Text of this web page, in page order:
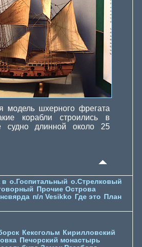
модель шхерного фрегата
корабли строились в
судно длинной около 25
в о.Госпитальный о.Стрелковый
Прочие Острова
п/л Vesikko Где это
План
Кексгольм Кирилловский
Печорcкий монастырь